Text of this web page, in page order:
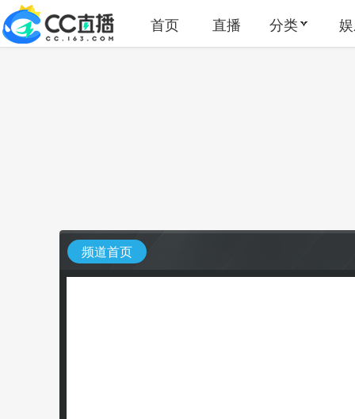
首页 直播 分类
频道首页